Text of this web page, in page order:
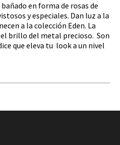
en forma de rosas de
y especiales. Dan luz a la
a la colección Eden. La
brillo del metal precioso. Son
que eleva tu look a un nivel